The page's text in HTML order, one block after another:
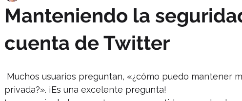
Manteniendo la
cuenta de Twitter
Muchos usuarios preguntan, «¿cómo puedo mantener
privada?». ¡Es una excelente pregunta!